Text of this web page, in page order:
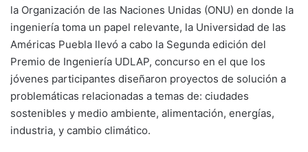
la Organización de las Naciones Unidas (ONU) en donde la
ingeniería toma un papel relevante, la Universidad de las
Américas Puebla llevó a cabo la Segunda edición del
Premio de Ingeniería UDLAP, concurso en el que los
jóvenes participantes diseñaron proyectos de solución a
problemáticas relacionadas a temas de: ciudades
sostenibles y medio ambiente, alimentación, energías,
industria, y cambio climático.